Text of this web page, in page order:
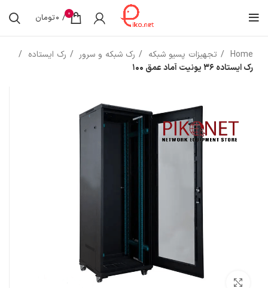
0
/
0تومان
Home تجهیزات پسیو شبکه رک شبکه و سرور
رک ایستاده
رک ایستاده 36 یونیت آماد عمق 100
بزرگنمایی تصویر